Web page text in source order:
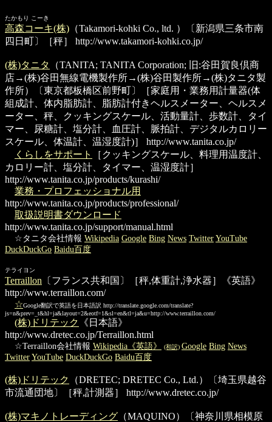
たかもり こーき
高森コーキ(株) （Takamori-kohki Co., ltd. ）〔新潟県三条市南
四日町〕［秤］
http://www.takamori-kohki.co.jp/
(株)タニタ
（TANITA; TANITA Corporation; 旧:谷田賀良倶商
店→(株)谷田無線電機製作所→(株)谷田製作所→(株)タニタ製
作所）〔東京都板橋区前野町〕［家庭用・業務用計量器(体
組成計、体内脂肪計、脂肪計付きヘルスメーター、ヘルスメ
ーター、秤、クッキングスケール、活動量計、歩数計、タイ
マー、尿糖計、塩分計、血圧計、脈拍計、デジタルカロリー
スケール、体温計、温湿度計)］
http://www.tanita.co.jp/
くらしをサポート
［クッキングスケール、料理用温度計、
カロリー計、塩分計、タイマー、温湿度計］
http://www.tanita.co.jp/products/kurashi/
業務・プロフェッショナル用
http://www.tanita.co.jp/products/professional/
取扱説明書ダウンロード
http://www.tanita.co.jp/support/manual.html
☆タニタ会社情報 Wikipedia Google Bing News Twitter YouTube
DuckDuckGo Baidu百度
テライヨン
Terraillon 〔フランス共和国〕［秤,体重計,浄水器］《英語》
http://www.terraillon.com/
☆Google翻訳で英語を日本語訳 http://translate.google.com/translate?
js=n&prev=_t&hl=ja&layout=2&eotf=1&sl=en&tl=ja&u=http://www.terraillon.com/
(株)ドリテック
《日本語》
http://www.dretec.co.jp/Terraillon.html
☆Terraillon会社情報 Wikipedia《英語》 (和訳) Google Bing News
Twitter YouTube DuckDuckGo Baidu百度
(株)ドリテック
（DRETEC; DRETEC Co., Ltd.）〔埼玉県越谷
市流通団地〕［秤,計測器］
http://www.dretec.co.jp/
(株)マキノトレーディング （MAQUINO）〔神奈川県相模原